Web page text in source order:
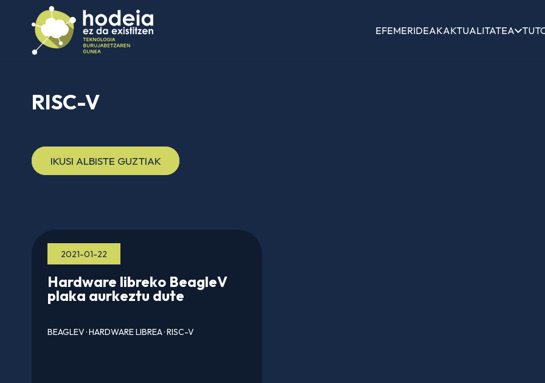
EFEMERIDEAKAKTUALITATEA
RISC-V
IKUSI ALBISTE GUZTIAK
2021-01-22
Hardware libreko BeagleV
plaka aurkeztu dute
BEAGLEV·HARDWARE LIBREA·RISC-V